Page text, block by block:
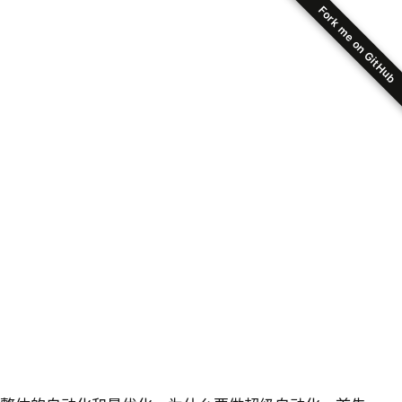
Fork me on GitHub